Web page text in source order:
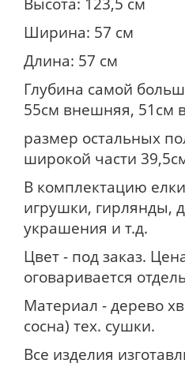
Ширина: 57 см
Длина: 57 см
Глубина самой
55см внешняя, 51см
размер остальных
широкой части
В комплектацию
игрушки, гирлянды,
украшения и т.д.
Цвет - под заказ.
оговаривается
Материал - дерево
сосна) тех. сушки.
Все изделия